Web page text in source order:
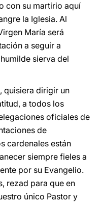
con su martirio aquí
la Iglesia. Al
María será
a seguir a
sierva del
quisiera dirigir un
a todos los
oficiales de
de
cardenales están
siempre fieles a
por su Evangelio.
rezad para que en
único Pastor y